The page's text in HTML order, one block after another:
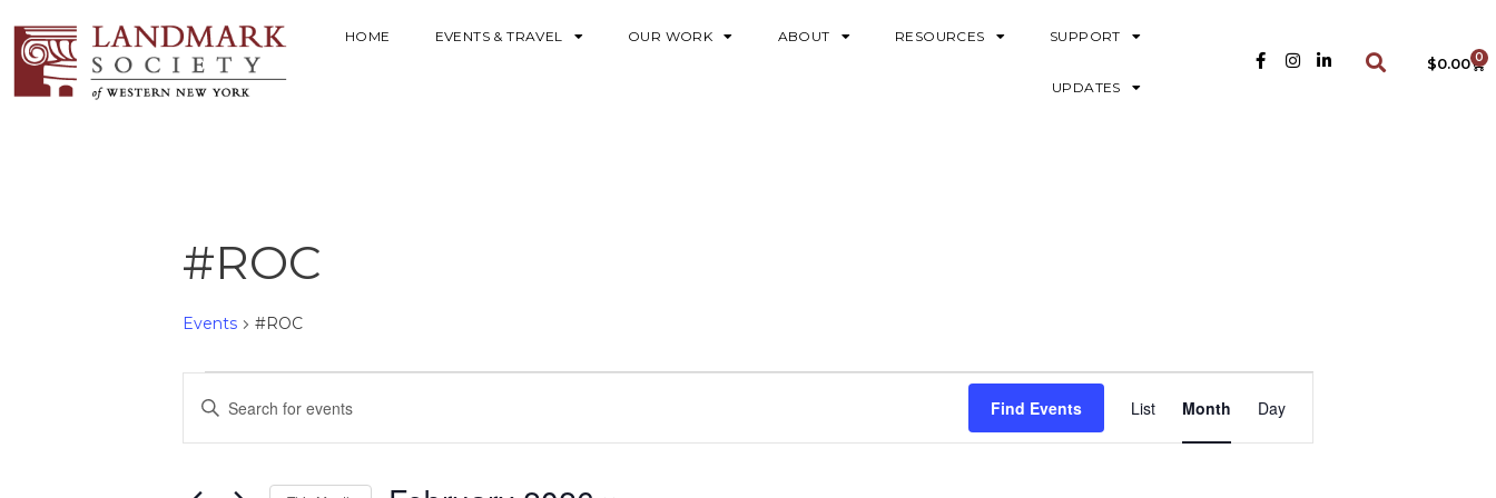
HOME EVENTS & TRAVEL OUR WORK ABOUT RESOURCES SUPPORT
UPDATES
$0.00 0
#ROC
Events #ROC
E
V
Find Events
V
E
List Month Day